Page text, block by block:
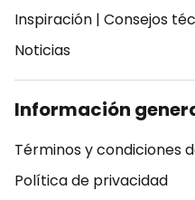
Inspiración | Consejos
Noticias
Información
Términos y condiciones
Política de privacidad